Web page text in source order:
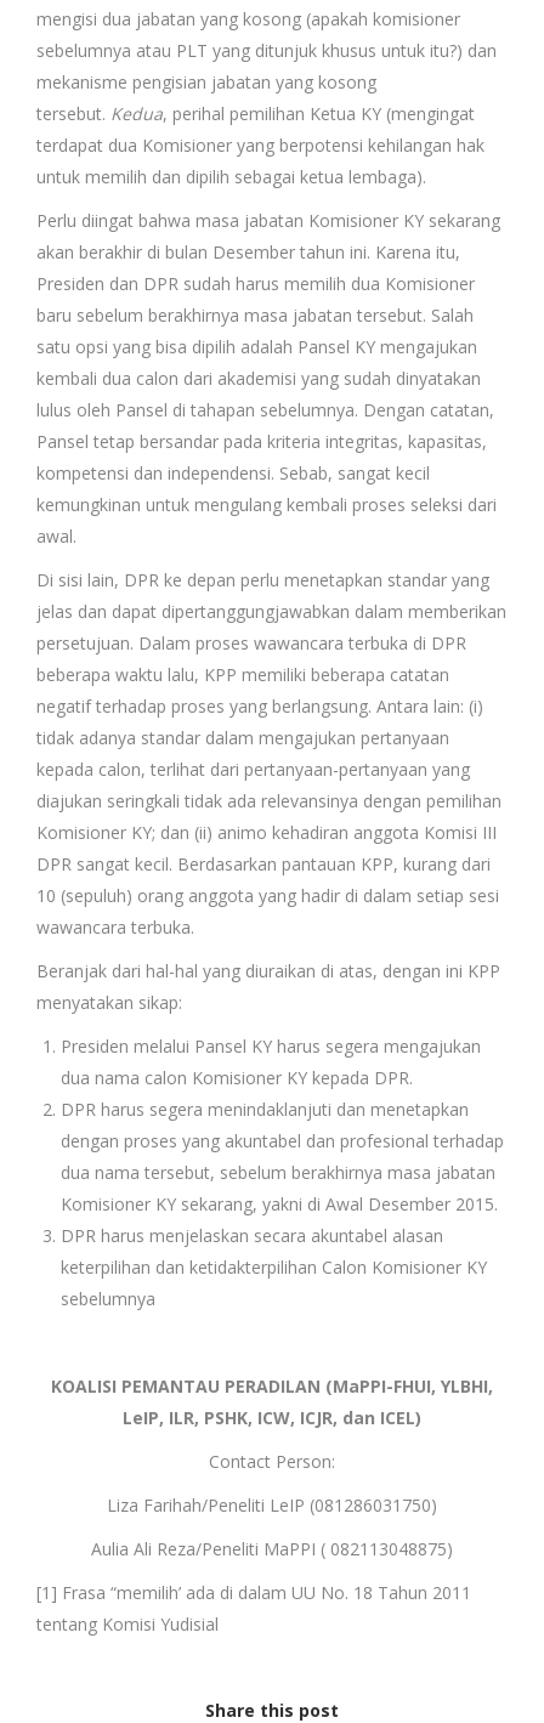
mengisi dua jabatan yang kosong (apakah komisioner
sebelumnya atau PLT yang ditunjuk khusus untuk itu?) dan
mekanisme pengisian jabatan yang kosong
tersebut. Kedua, perihal pemilihan Ketua KY (mengingat
terdapat dua Komisioner yang berpotensi kehilangan hak
untuk memilih dan dipilih sebagai ketua lembaga).
Perlu diingat bahwa masa jabatan Komisioner KY sekarang
akan berakhir di bulan Desember tahun ini. Karena itu,
Presiden dan DPR sudah harus memilih dua Komisioner
baru sebelum berakhirnya masa jabatan tersebut. Salah
satu opsi yang bisa dipilih adalah Pansel KY mengajukan
kembali dua calon dari akademisi yang sudah dinyatakan
lulus oleh Pansel di tahapan sebelumnya. Dengan catatan,
Pansel tetap bersandar pada kriteria integritas, kapasitas,
kompetensi dan independensi. Sebab, sangat kecil
kemungkinan untuk mengulang kembali proses seleksi dari
awal.
Di sisi lain, DPR ke depan perlu menetapkan standar yang
jelas dan dapat dipertanggungjawabkan dalam memberikan
persetujuan. Dalam proses wawancara terbuka di DPR
beberapa waktu lalu, KPP memiliki beberapa catatan
negatif terhadap proses yang berlangsung. Antara lain: (i)
tidak adanya standar dalam mengajukan pertanyaan
kepada calon, terlihat dari pertanyaan-pertanyaan yang
diajukan seringkali tidak ada relevansinya dengan pemilihan
Komisioner KY; dan (ii) animo kehadiran anggota Komisi III
DPR sangat kecil. Berdasarkan pantauan KPP, kurang dari
10 (sepuluh) orang anggota yang hadir di dalam setiap sesi
wawancara terbuka.
Beranjak dari hal-hal yang diuraikan di atas, dengan ini KPP
menyatakan sikap:
Presiden melalui Pansel KY harus segera mengajukan
dua nama calon Komisioner KY kepada DPR.
DPR harus segera menindaklanjuti dan menetapkan
dengan proses yang akuntabel dan profesional terhadap
dua nama tersebut, sebelum berakhirnya masa jabatan
Komisioner KY sekarang, yakni di Awal Desember 2015.
DPR harus menjelaskan secara akuntabel alasan
keterpilihan dan ketidakterpilihan Calon Komisioner KY
sebelumnya
KOALISI PEMANTAU PERADILAN (MaPPI-FHUI, YLBHI,
LeIP, ILR, PSHK, ICW, ICJR, dan ICEL)
Contact Person:
Liza Farihah/Peneliti LeIP (081286031750)
Aulia Ali Reza/Peneliti MaPPI ( 082113048875)
[1] Frasa “memilih’ ada di dalam UU No. 18 Tahun 2011
tentang Komisi Yudisial
Share this post